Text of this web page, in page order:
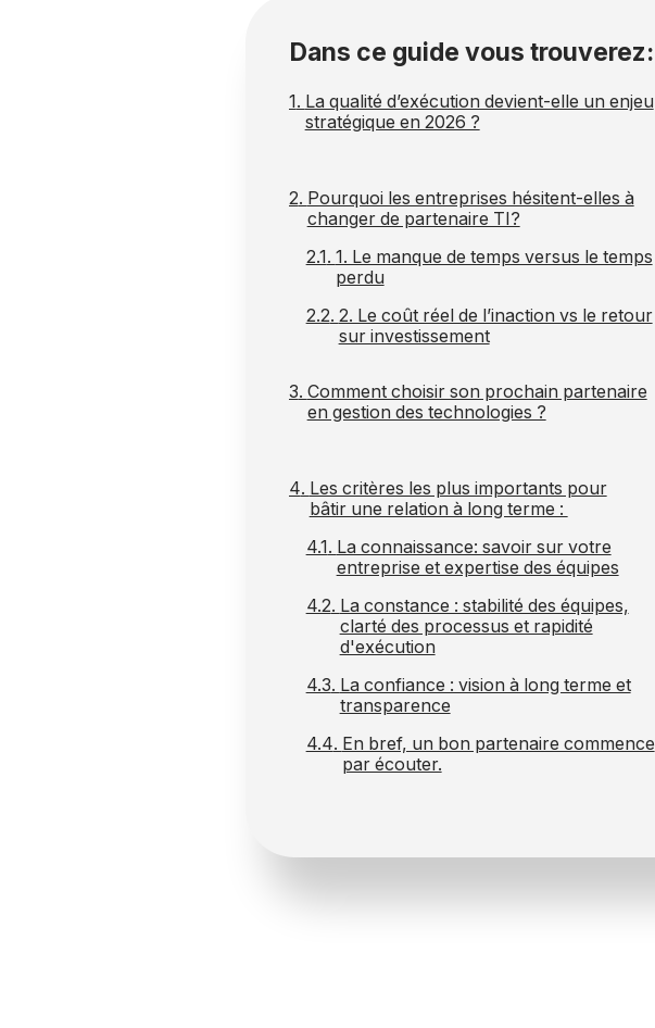
Dans ce guide vous trouverez:
La qualité d’exécution devient-elle un enjeu
stratégique en 2026 ?
Pourquoi les entreprises hésitent-elles à
changer de partenaire TI?
1. Le manque de temps versus le temps
perdu
2. Le coût réel de l’inaction vs le retour
sur investissement
Comment choisir son prochain partenaire
en gestion des technologies ?
Les critères les plus importants pour
bâtir une relation à long terme :
La connaissance: savoir sur votre
entreprise et expertise des équipes
La constance : stabilité des équipes,
clarté des processus et rapidité
d'exécution
La confiance : vision à long terme et
transparence
En bref, un bon partenaire commence
par écouter.